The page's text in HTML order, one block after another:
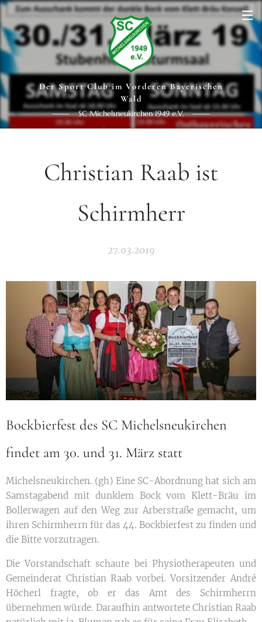
Der Sport Club im Vorderen Bayerischen
Wald
SC Michelsneukirchen 1949 e.V.
Christian Raab ist
Schirmherr
27.03.2019
Bockbierfest des SC Michelsneukirchen
findet am 30. und 31. März statt
Michelsneukirchen. (gh) Eine SC-Abordnung hat sich am
Samstagabend mit dunklem Bock vom Klett-Bräu im
Bollerwagen auf den Weg zur Arberstraße gemacht, um
ihren Schirmherrn für das 44. Bockbierfest zu finden und
die Bitte vorzutragen.
Die Vorstandschaft schaute bei Physiotherapeuten und
Gemeinderat Christian Raab vorbei. Vorsitzender André
Höcherl fragte, ob er das Amt des Schirmherrn
übernehmen würde. Daraufhin antwortete Christian Raab